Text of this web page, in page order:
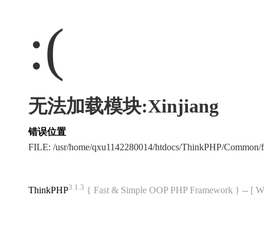
:(
无法加载模块:Xinjiang
错误位置
FILE: /usr/home/qxu1142280014/htdocs/ThinkPHP/
ThinkPHP3.1.3 { Fast & Simple OOP PHP Framework } -- [